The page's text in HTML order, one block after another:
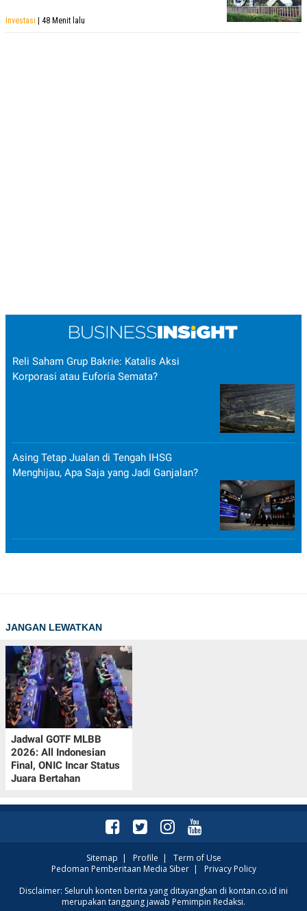
Investasi | 48 Menit lalu
Reli Saham Grup Bakrie: Katalis Aksi
Korporasi atau Euforia Semata?
Asing Tetap Jualan di Tengah IHSG
Menghijau, Apa Saja yang Jadi Ganjalan?
JANGAN LEWATKAN
Jadwal GOTF MLBB
2026: All Indonesian
Final, ONIC Incar Status
Juara Bertahan
Sitemap | Profile | Term of Use
Pedoman Pemberitaan Media Siber| Privacy Policy
Disclaimer: Seluruh konten berita yang ditayangkan di kontan.co.id ini
merupakan tanggung jawab Pemimpin Redaksi.